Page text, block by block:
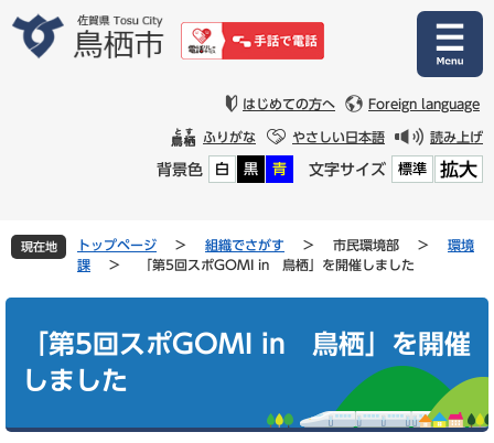
文
はじめての方へ Foreign language
ふりがな やさしい日本語 読み上げ
背景色 白 黒 青 文字サイズ 標準 拡大
現在地 トップページ > 組織でさがす > 市民環境部 >
環境
課
> 「第5回スポGOMI in 鳥栖」を開催しました
「第5回スポGOMI in 鳥栖」を開催
しました